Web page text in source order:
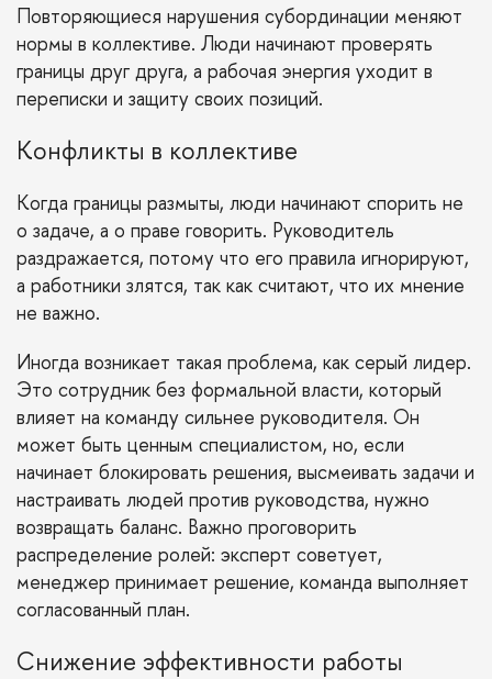
Повторяющиеся нарушения субординации меняют
нормы в коллективе. Люди начинают проверять
границы друг друга, а рабочая энергия уходит в
переписки и защиту своих позиций.
Конфликты в коллективе
Когда границы размыты, люди начинают спорить не
о задаче, а о праве говорить. Руководитель
раздражается, потому что его правила игнорируют,
а работники злятся, так как считают, что их мнение
не важно.
Иногда возникает такая проблема, как серый лидер.
Это сотрудник без формальной власти, который
влияет на команду сильнее руководителя. Он
может быть ценным специалистом, но, если
начинает блокировать решения, высмеивать задачи и
настраивать людей против руководства, нужно
возвращать баланс. Важно проговорить
распределение ролей: эксперт советует,
менеджер принимает решение, команда выполняет
согласованный план.
Снижение эффективности работы